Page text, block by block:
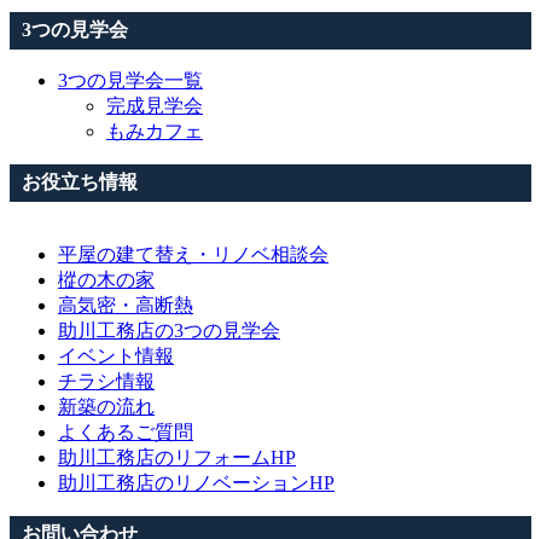
3つの見学会
3つの見学会一覧
完成見学会
もみカフェ
お役立ち情報
平屋の建て替え・リノベ相談会
樅の木の家
高気密・高断熱
助川工務店の3つの見学会
イベント情報
チラシ情報
新築の流れ
よくあるご質問
助川工務店のリフォームHP
助川工務店のリノベーションHP
お問い合わせ